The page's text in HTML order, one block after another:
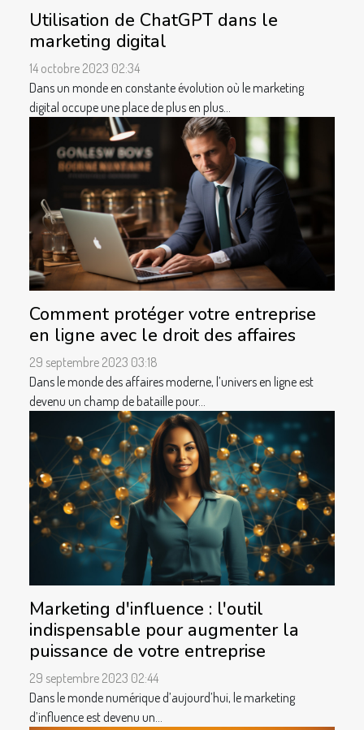
Utilisation de ChatGPT dans le
marketing digital
14 octobre 2023 02:34
Dans un monde en constante évolution où le marketing
digital occupe une place de plus en plus...
Comment protéger votre entreprise
en ligne avec le droit des affaires
29 septembre 2023 03:18
Dans le monde des affaires moderne, l’univers en ligne est
devenu un champ de bataille pour...
Marketing d'influence : l'outil
indispensable pour augmenter la
puissance de votre entreprise
29 septembre 2023 02:44
Dans le monde numérique d’aujourd’hui, le marketing
d’influence est devenu un...